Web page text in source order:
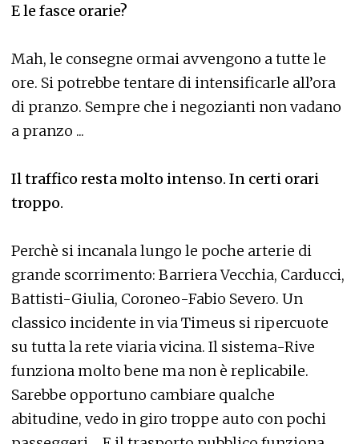
E le fasce orarie?
Mah, le consegne ormai avvengono a tutte le
ore. Si potrebbe tentare di intensificarle all’ora
di pranzo. Sempre che i negozianti non vadano
a pranzo ...
Il traffico resta molto intenso. In certi orari
troppo.
Perchè si incanala lungo le poche arterie di
grande scorrimento: Barriera Vecchia, Carducci,
Battisti-Giulia, Coroneo-Fabio Severo. Un
classico incidente in via Timeus si ripercuote
su tutta la rete viaria vicina. Il sistema-Rive
funziona molto bene ma non è replicabile.
Sarebbe opportuno cambiare qualche
abitudine, vedo in giro troppe auto con pochi